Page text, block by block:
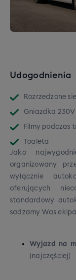
Udogodnienia
Rozrzedzone
Gniazdka 230V
Filmy podczas
Toaleta
Jako
organizowany
wyłącznie
oferujących
standardowy
sadzamy Was
Wyjazd na
(najczęściej)